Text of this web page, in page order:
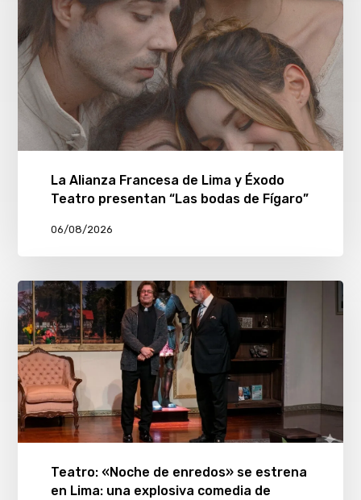
La Alianza Francesa de Lima y Éxodo
Teatro presentan “Las bodas de Fígaro”
06/08/2026
Teatro: «Noche de enredos» se estrena
en Lima: una explosiva comedia de